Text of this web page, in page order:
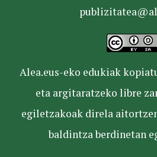
Alea.eus-eko edukiak
eta argitaratzeko libre
egiletzakoak direla
baldintza berdinetan